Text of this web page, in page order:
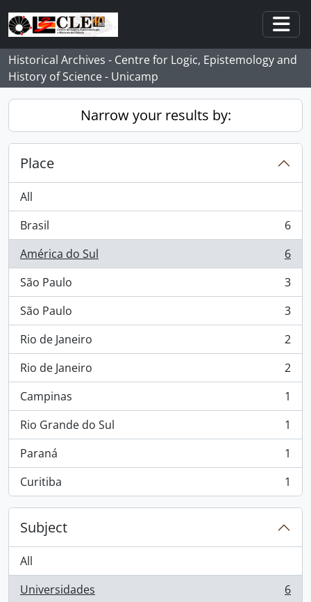
Skip to main content
Historical Archives - Centre for Logic, Epistemology and
History of Science - Unicamp
Narrow your results by:
Place
All
Brasil
, 6 results
6
América do Sul
, 6 results
6
São Paulo
, 3 results
3
São Paulo
, 3 results
3
Rio de Janeiro
, 2 results
2
Rio de Janeiro
, 2 results
2
Campinas
, 1 results
1
Rio Grande do Sul
, 1 results
1
Paraná
, 1 results
1
Curitiba
, 1 results 1
Subject
All
Universidades
, 6 results
6